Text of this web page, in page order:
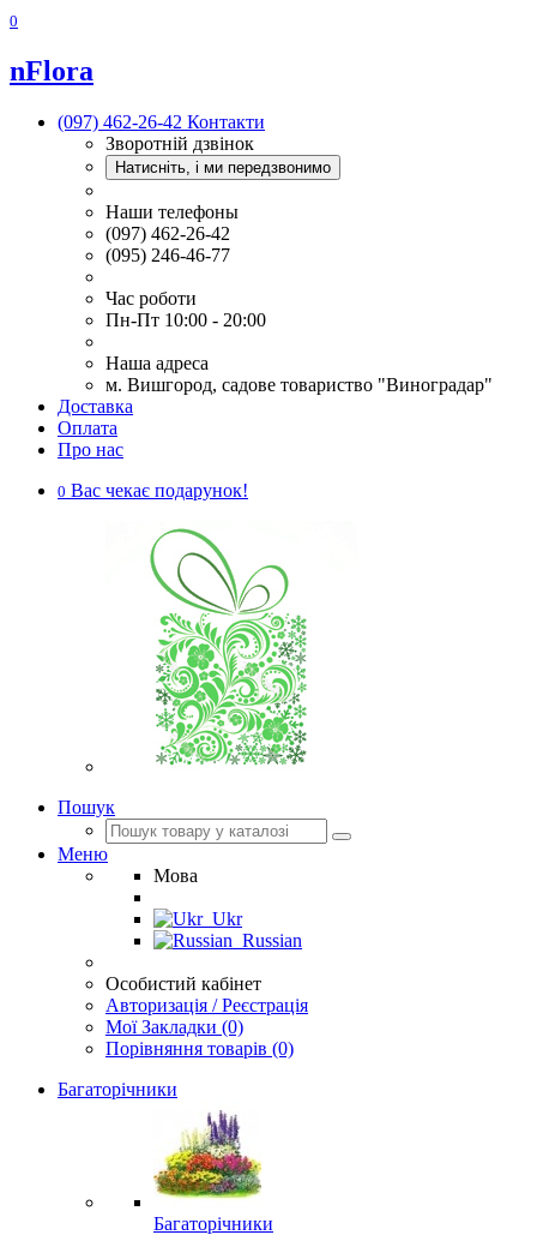
0
nFlora
(097) 462-26-42 Контакти
Зворотній дзвінок
Натисніть, і ми передзвонимо
Наши телефоны
(097) 462-26-42
(095) 246-46-77
Час роботи
Пн-Пт 10:00 - 20:00
Наша адреса
м. Вишгород, садове товариство "Виноградар"
Доставка
Оплата
Про нас
0 Вас чекає подарунок!
Пошук
Меню
Мова
Ukr
Russian
Особистий кабінет
Авторизація / Реєстрація
Мої Закладки (0)
Порівняння товарів (0)
Багаторічники
Багаторічники